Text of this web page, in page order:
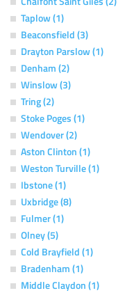
Taplow (1)
Beaconsfield (3)
Drayton Parslow (1)
Denham (2)
Winslow (3)
Tring (2)
Stoke Poges (1)
Wendover (2)
Aston Clinton (1)
Weston Turville (1)
Ibstone (1)
Uxbridge (8)
Fulmer (1)
Olney (5)
Cold Brayfield (1)
Bradenham (1)
Middle Claydon (1)